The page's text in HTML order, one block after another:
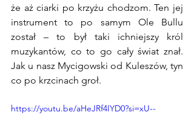
że aż ciarki po krzyżu chodzom. Ten jej
instrument to po samym Ole Bullu
został – to był taki ichniejszy król
muzykantów, co to go cały świat znał.
Jak u nasz Mycigowski od Kuleszów, tyn
co po krzcinach groł.
https://youtu.be/aHeJRf4IYD0?si=xU--